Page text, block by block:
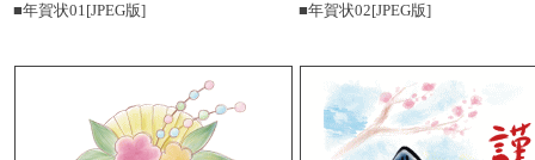
■年賀状01[JPEG版] ■年賀状02[JPEG版]